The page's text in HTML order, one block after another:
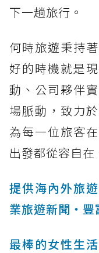
下一趟旅行。
何時旅遊秉持
好的時機就是
動、公司夥伴
場脈動，致力
為每一位旅客
出發都從容自在
提供海內外旅
業旅遊新聞‧豐
最棒的女性生